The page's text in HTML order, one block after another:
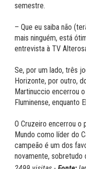
semestre.
– Que eu saiba não
mais ninguém, está
entrevista à TV
Se, por um lado, três
Horizonte, por outro,
Martinuccio encerrou
Fluminense, enquanto
O Cruzeiro encerrou o
Mundo como líder do
campeão é um dos
novamente, sobretudo